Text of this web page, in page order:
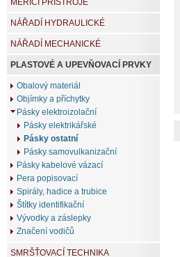
MĚŘICÍ PŘÍSTROJE
NÁŘADÍ HYDRAULICKÉ
NÁŘADÍ MECHANICKÉ
PLASTOVÉ A UPEVŇOVACÍ PRVKY
Obalový materiál
Objímky a příchytky
Pásky elektroizolační
Pásky elektrikářské
Pásky ostatní
Pásky samovulkanizační
Pásky kabelové vázací
Pera popisovací
Spirály, hadice a trubice
Štítky identifikační
Vývodky a záslepky
Značení vodičů
SMRŠŤOVACÍ TECHNIKA